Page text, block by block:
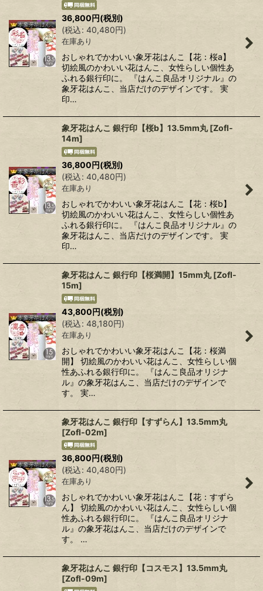
36,800円(税別)
(税込: 40,480円)
在庫あり
おしゃれでかわいい象牙花はんこ【花：桜a】
切絵風のかわいい花はんこ、女性らしい個性あ
ふれる銀行印に。 『はんこ良品オリジナル』の
象牙花はんこ、当店だけのデザインです。 実
印…
象牙花はんこ 銀行印【桜b】13.5mm丸 [Zofl-
14m]
36,800円(税別)
(税込: 40,480円)
在庫あり
おしゃれでかわいい象牙花はんこ【花：桜b】
切絵風のかわいい花はんこ、女性らしい個性あ
ふれる銀行印に。 『はんこ良品オリジナル』の
象牙花はんこ、当店だけのデザインです。 実
印…
象牙花はんこ 銀行印【桜満開】15mm丸 [Zofl-
15m]
43,800円(税別)
(税込: 48,180円)
在庫あり
おしゃれでかわいい象牙花はんこ【花：桜満
開】 切絵風のかわいい花はんこ、女性らしい個
性あふれる銀行印に。 『はんこ良品オリジナ
ル』の象牙花はんこ、当店だけのデザインで
す。 実…
象牙花はんこ 銀行印【すずらん】13.5mm丸
[Zofl-02m]
36,800円(税別)
(税込: 40,480円)
在庫あり
おしゃれでかわいい象牙花はんこ【花：すずら
ん】 切絵風のかわいい花はんこ、女性らしい個
性あふれる銀行印に。 『はんこ良品オリジナ
ル』の象牙花はんこ、当店だけのデザインで
す。 …
象牙花はんこ 銀行印【コスモス】13.5mm丸
[Zofl-09m]